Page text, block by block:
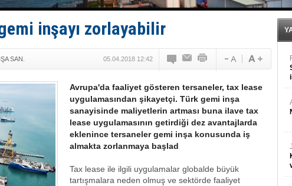
Fairline, Türkiye’de ‘SoleMarin’i seçti
Runit kubbesi okyanusun derinliklerinde halkı
inşayı zorlayabilir
SAN. 05.04.2018 12:42
Avrupa'da faaliyet gösteren tersaneler, tax lease
uygulamasından şikayetçi. Türk gemi inşa
sanayisinde maliyetlerin artması buna ilave tax
lease uygulamasının getirdiği dez avantajlarda
eklenince tersaneler gemi inşa konusunda iş
almakta zorlanmaya başlad
Tax lease ile ilgili uygulamalar globalde büyük
tartışmalara neden olmuş ve sektörde faaliyet